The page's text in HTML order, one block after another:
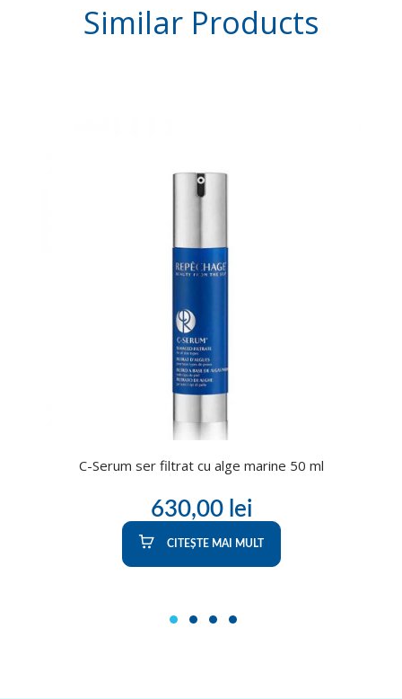
Similar Products
C-Serum ser filtrat cu alge marine 50 ml
630,00 lei
CITEȘTE MAI MULT
1 2 3 4